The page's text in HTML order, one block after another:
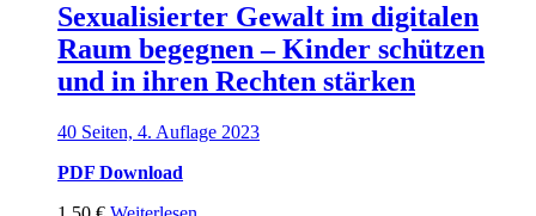
Sexualisierter Gewalt im digitalen
Raum begegnen – Kinder schützen
und in ihren Rechten stärken
40 Seiten, 4. Auflage 2023
PDF Download